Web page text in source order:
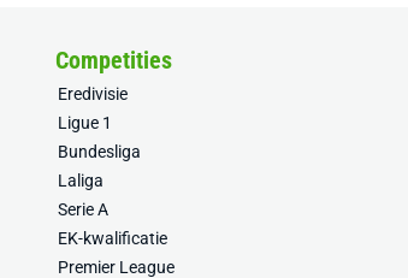
Competities
Eredivisie
Ligue 1
Bundesliga
Laliga
Serie A
EK-kwalificatie
Premier League